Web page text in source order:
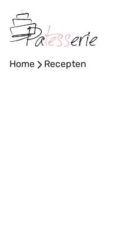
naar
de
Home - Recepten